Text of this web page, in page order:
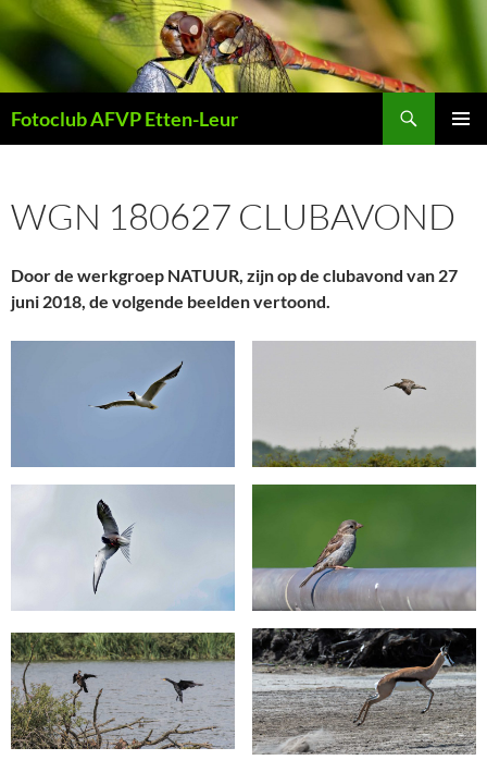
Ga
naar
de
inhoud
Fotoclub AFVP Etten-Leur
WGN 180627 CLUBAVOND
Door de werkgroep NATUUR, zijn op de clubavond van 27
juni 2018, de volgende beelden vertoond.